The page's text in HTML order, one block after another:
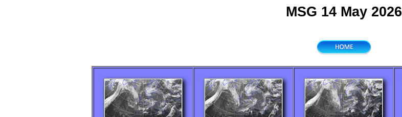
MSG 14 May 2026